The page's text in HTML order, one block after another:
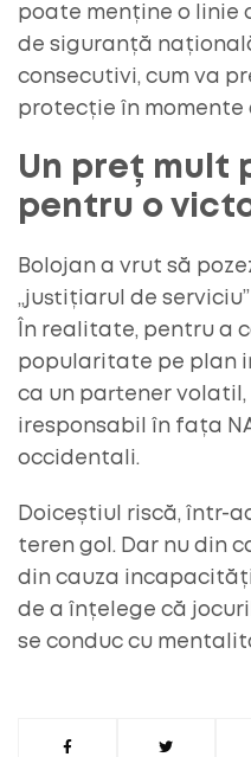
poate menține o linie
de siguranță
consecutivi, cum va
protecție în momente
Un preț mult
pentru o
Bolojan a vrut să
„justițiarul de
În realitate, pentru a
popularitate pe plan
ca un partener
iresponsabil în fața
occidentali.
Doiceștiul riscă, într-
teren gol. Dar nu din
din cauza
de a înțelege că
se conduc cu